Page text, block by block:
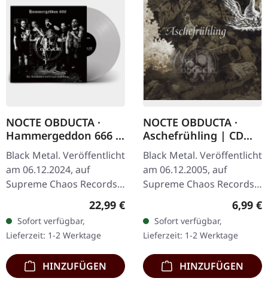
NOCTE OBDUCTA ·
Hammergeddon 666 |
SILVER LP
Black Metal. Veröffentlicht
am 06.12.2024, auf
Supreme Chaos Records.
Silbernes Vinyl mit Insert,
Exemplare. Händler-
Version für…
Regulärer Preis:
22,99 €
Sofort verfügbar,
Lieferzeit: 1-2 Werktage
HINZUFÜGEN
NOCTE OBDUCTA ·
Aschefrühling | CD
SINGLE
Black Metal. Veröffentlicht
am 06.12.2005, auf
Supreme Chaos Records.
CD-Single, limitiert auf
Exemplare. Nachdem die
Nachfrage nach…
6,99 €
Sofort verfügbar,
Lieferzeit: 1-2 Werktage
HINZUFÜGEN